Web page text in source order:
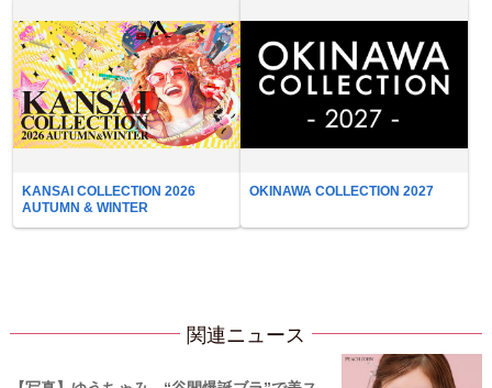
KANSAI COLLECTION 2026
AUTUMN & WINTER
OKINAWA COLLECTION 2027
関連ニュース